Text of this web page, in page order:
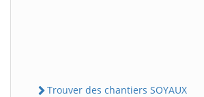
Trouver des chantiers SOYAUX